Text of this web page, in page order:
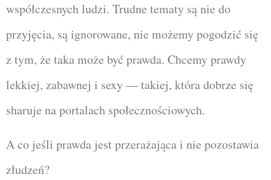
współczesnych ludzi. Trudne tematy są nie do
przyjęcia, są ignorowane, nie możemy pogodzić się
z tym, że taka może być prawda. Chcemy prawdy
lekkiej, zabawnej i sexy — takiej, która dobrze się
sharuje na portalach społecznościowych.
A co jeśli prawda jest przerażająca i nie pozostawia
złudzeń?